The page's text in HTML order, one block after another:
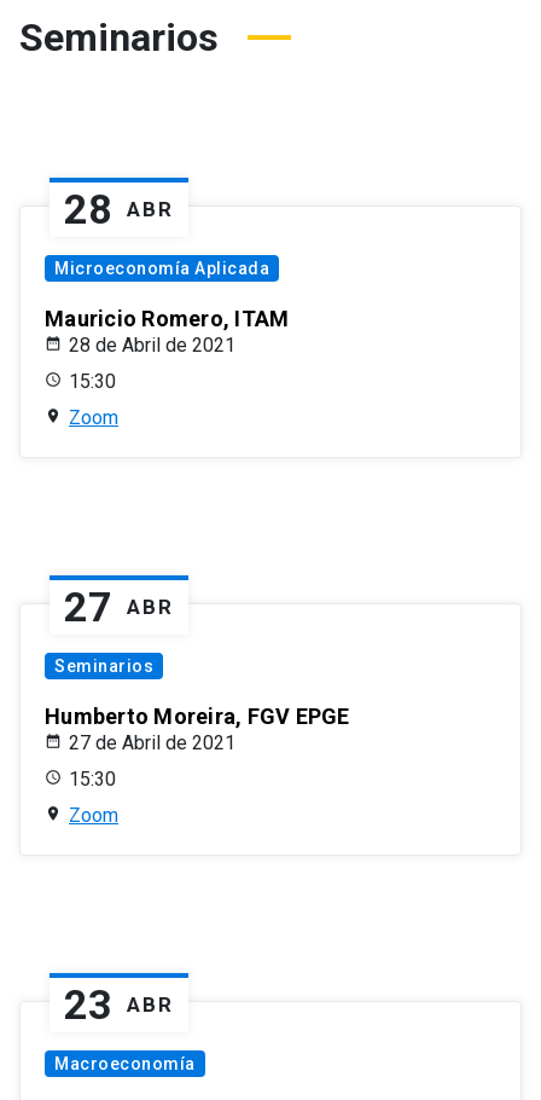
Seminarios
28 ABR
Microeconomía Aplicada
Mauricio Romero, ITAM
28 de Abril de 2021
15:30
Zoom
27 ABR
Seminarios
Humberto Moreira, FGV EPGE
27 de Abril de 2021
15:30
Zoom
23 ABR
Macroeconomía